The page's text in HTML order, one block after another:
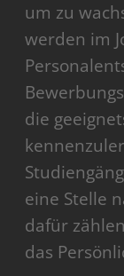
um zu
werden im
die
eine Stelle
dafür
das